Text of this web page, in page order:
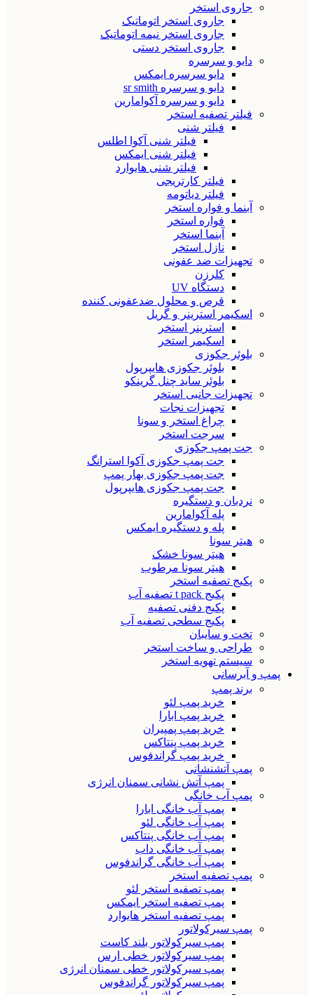
جاروی استخر
جاروی استخر اتوماتیک
جاروی استخر نیمه اتوماتیک
جاروی استخر دستی
دایو و سرسره
دایو سرسره ایمکس
دایو و سرسره sr smith
دایو و سرسره آکوامارین
فیلتر تصفیه استخر
فیلتر شنی
فیلتر شنی آکوا اطلس
فیلتر شنی ایمکس
فیلتر شنی هایوارد
فیلتر کارتریجی
فیلتر دیاتومه
آبنما و فواره استخر
فواره استخر
آبنما استخر
نازل استخر
تجهیزات ضد عفونی
کلرزن
دستگاه UV
قرص و محلول ضدعفونی کننده
اسکیمر استرینر و گریل
استرینر استخر
اسکیمر استخر
بلوئر جکوزی
بلوئر جکوزی هایپرپول
بلوئر ساید چنل گرینکو
تجهیزات جانبی استخر
تجهیزات نجات
چراغ استخر و سونا
سرجت استخر
جت پمپ جکوزی
جت پمپ جکوزی آکوا استرانگ
جت پمپ جکوزی بهار پمپ
جت پمپ جکوزی هایپرپول
نردبان و دستگیره
پله آکوامارین
پله و دستگیره ایمکس
هیتر سونا
هیتر سونا خشک
هیتر سونا مرطوب
پکیج تصفیه استخر
پکیج t pack تصفیه آب
پکیج دفنی تصفیه
پکیج سطحی تصفیه آب
تخت و سایبان
طراحی و ساخت استخر
سیستم تهویه استخر
پمپ و آبرسانی
برند پمپ
خرید پمپ لئو
خرید پمپ ابارا
خرید پمپ پمپیران
خرید پمپ پنتاکس
خرید پمپ گراندفوس
پمپ آتشنشانی
پمپ آتش نشانی سمنان انرژی
پمپ آب خانگی
پمپ آب خانگی ابارا
پمپ آب خانگی لئو
پمپ آب خانگی پنتاکس
پمپ آب خانگی داب
پمپ آب خانگی گراندفوس
پمپ تصفیه استخر
پمپ تصفیه استخر لئو
پمپ تصفیه استخر ایمکس
پمپ تصفیه استخر هایوارد
پمپ سیرکولاتور
پمپ سیرکولاتور بلند کاست
پمپ سیرکولاتور خطی ارس
پمپ سیرکولاتور خطی سمنان انرژی
پمپ سیرکولاتور گراندفوس